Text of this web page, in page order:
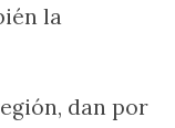
la
dan por